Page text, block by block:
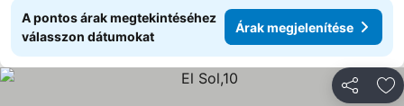
A pontos árak megtekintéséhez
válasszon dátumokat
Árak megjelenítése